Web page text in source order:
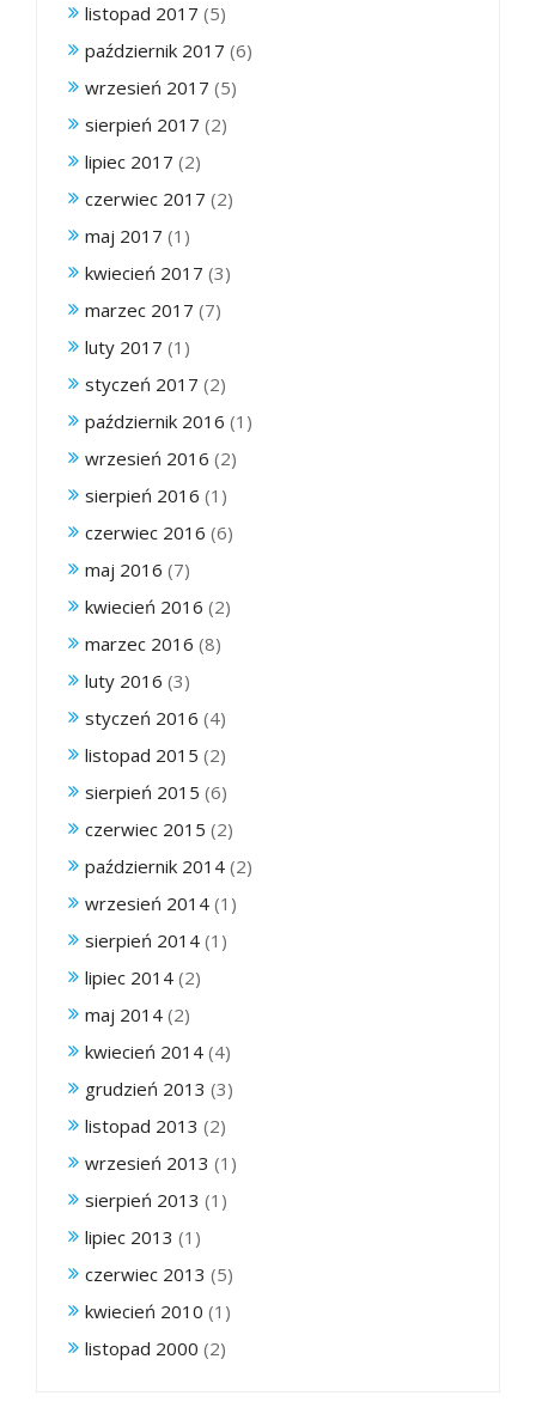
listopad 2017 (5)
październik 2017 (6)
wrzesień 2017 (5)
sierpień 2017 (2)
lipiec 2017 (2)
czerwiec 2017 (2)
maj 2017 (1)
kwiecień 2017 (3)
marzec 2017 (7)
luty 2017 (1)
styczeń 2017 (2)
październik 2016 (1)
wrzesień 2016 (2)
sierpień 2016 (1)
czerwiec 2016 (6)
maj 2016 (7)
kwiecień 2016 (2)
marzec 2016 (8)
luty 2016 (3)
styczeń 2016 (4)
listopad 2015 (2)
sierpień 2015 (6)
czerwiec 2015 (2)
październik 2014 (2)
wrzesień 2014 (1)
sierpień 2014 (1)
lipiec 2014 (2)
maj 2014 (2)
kwiecień 2014 (4)
grudzień 2013 (3)
listopad 2013 (2)
wrzesień 2013 (1)
sierpień 2013 (1)
lipiec 2013 (1)
czerwiec 2013 (5)
kwiecień 2010 (1)
listopad 2000 (2)